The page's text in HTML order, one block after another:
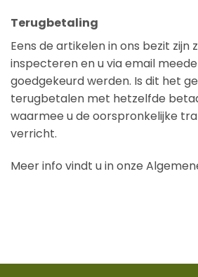
Terugbetaling
Eens de artikelen in ons bezit zijn
inspecteren en u via email
goedgekeurd werden. Is dit het
terugbetalen met hetzelfde
waarmee u de oorspronkelijke
verricht.
Meer info vindt u in onze